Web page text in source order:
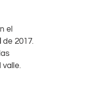
el
de 2017.